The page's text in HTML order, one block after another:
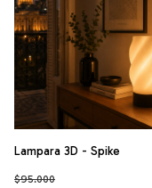
Lampara 3D - Spike
$95.000